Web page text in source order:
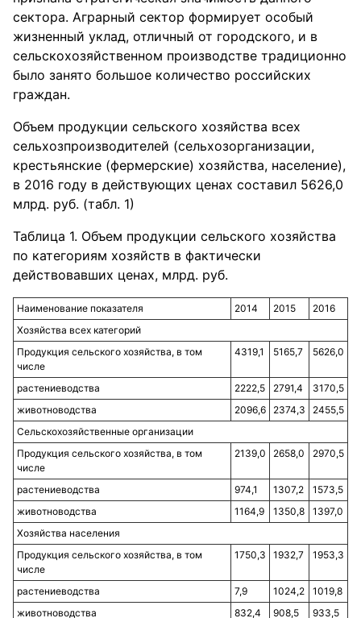
сектора. Аграрный сектор формирует особый
жизненный уклад, отличный от городского, и в
сельскохозяйственном производстве традиционно
было занято большое количество российских
граждан.
Объем продукции сельского хозяйства всех
сельхозпроизводителей (сельхозорганизации,
крестьянские (фермерские) хозяйства, население),
в 2016 году в действующих ценах составил 5626,0
млрд. руб. (табл. 1)
Таблица 1. Объем продукции сельского хозяйства
по категориям хозяйств в фактически
действовавших ценах, млрд. руб.
Наименование показателя 2014 2015
2016
Хозяйства всех категорий
Продукция сельского хозяйства, в том
числе
4319,1 5165,7 5626,0
растениеводства 2222,5 2791,4
3170,5
животноводства
2096,6 2374,3
2455,5
Сельскохозяйственные организации
Продукция сельского хозяйства, в том
числе
2139,0 2658,0 2970,5
растениеводства 974,1 1307,2
1573,5
животноводства
1164,9 1350,8
1397,0
Хозяйства населения
Продукция сельского хозяйства, в том
числе
1750,3 1932,7 1953,3
растениеводства 7,9 1024,2
1019,8
животноводства
832,4 908,5
933,5